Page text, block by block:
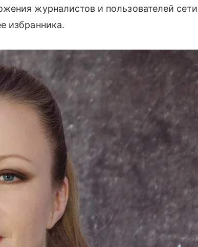
журналистов и пользователей сети
избранника.